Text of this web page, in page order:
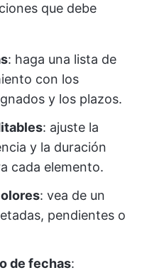
que debe
: haga una lista de
con los
y los plazos.
: ajuste la
y la duración
cada elemento.
: vea de un
pendientes o
de fechas: